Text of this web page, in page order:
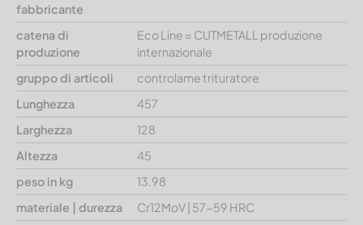
fabbricante
catena di
produzione
Eco Line = CUTMETALL produzione
internazionale
gruppo di articoli
controlame trituratore
Lunghezza
457
Larghezza
128
Altezza
45
peso in kg
13.98
materiale | durezza
Cr12MoV | 57-59 HRC